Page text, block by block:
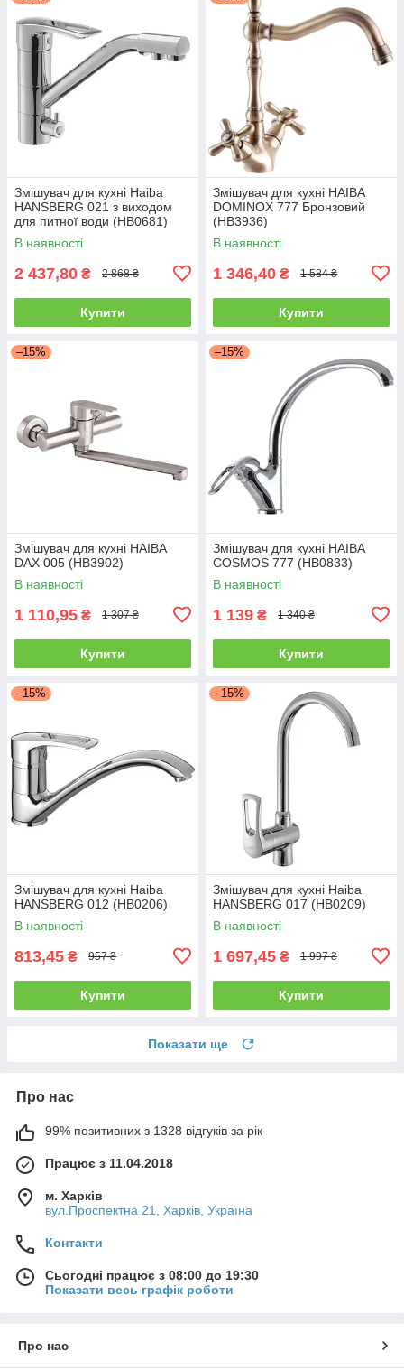
Змішувач для кухні Haiba
HANSBERG 021 з виходом
для питної води (HB0681)
В наявності
2 437,80 ₴ 2 868 ₴
Купити
Змішувач для кухні HAIBA
DOMINOX 777 Бронзовий
(HB3936)
В наявності
1 346,40 ₴ 1 584 ₴
Купити
–15%
Змішувач для кухні HAIBA
DAX 005 (HB3902)
В наявності
1 110,95 ₴ 1 307 ₴
Купити
–15%
Змішувач для кухні HAIBA
COSMOS 777 (HB0833)
В наявності
1 139 ₴ 1 340 ₴
Купити
–15%
Змішувач для кухні Haiba
HANSBERG 012 (HB0206)
В наявності
813,45 ₴ 957 ₴
Купити
–15%
Змішувач для кухні Haiba
HANSBERG 017 (HB0209)
В наявності
1 697,45 ₴ 1 997 ₴
Купити
Показати ще
Про нас
99% позитивних з 1328 відгуків за рік
Працює з 11.04.2018
м. Харків
вул.Проспектна 21, Харків, Україна
Контакти
Сьогодні працює з 08:00 до 19:30
Показати весь графік роботи
Про нас